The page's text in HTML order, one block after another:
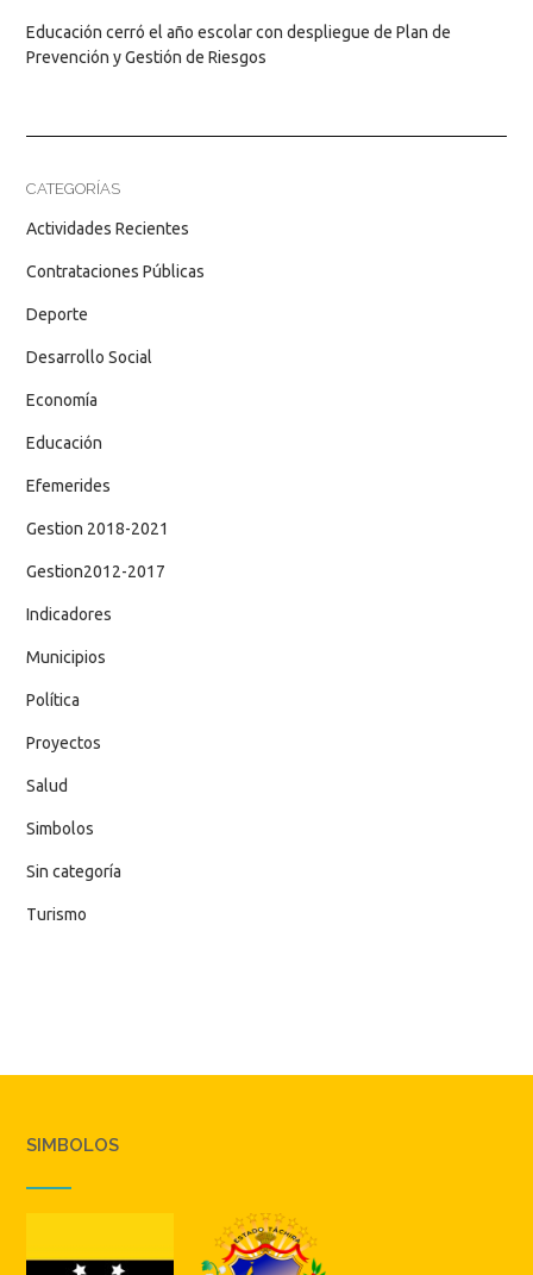
Educación cerró el año escolar con despliegue de Plan de
Prevención y Gestión de Riesgos
CATEGORÍAS
Actividades Recientes
Contrataciones Públicas
Deporte
Desarrollo Social
Economía
Educación
Efemerides
Gestion 2018-2021
Gestion2012-2017
Indicadores
Municipios
Política
Proyectos
Salud
Simbolos
Sin categoría
Turismo
SIMBOLOS